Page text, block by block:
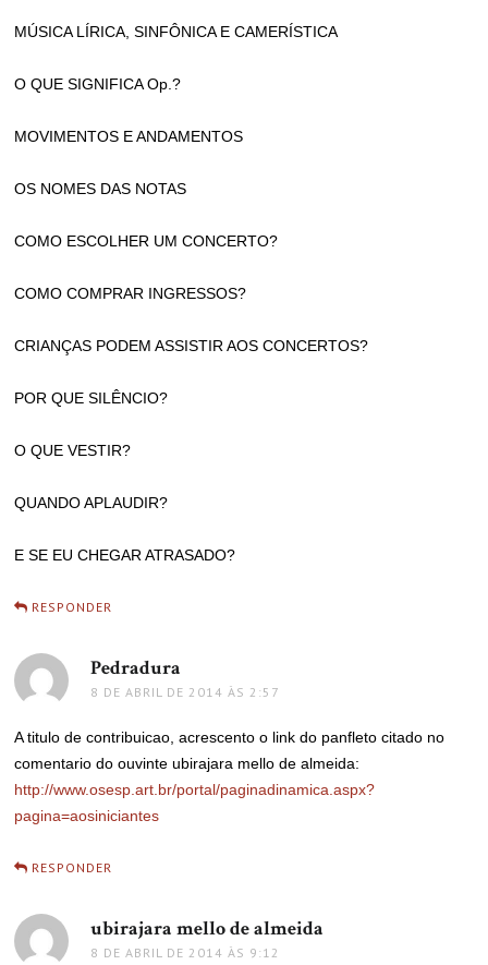
MÚSICA LÍRICA, SINFÔNICA E CAMERÍSTICA
O QUE SIGNIFICA Op.?
MOVIMENTOS E ANDAMENTOS
OS NOMES DAS NOTAS
COMO ESCOLHER UM CONCERTO?
COMO COMPRAR INGRESSOS?
CRIANÇAS PODEM ASSISTIR AOS CONCERTOS?
POR QUE SILÊNCIO?
O QUE VESTIR?
QUANDO APLAUDIR?
E SE EU CHEGAR ATRASADO?
RESPONDER
Pedradura
8 DE ABRIL DE 2014 ÀS 2:57
A titulo de contribuicao, acrescento o link do panfleto citado no
comentario do ouvinte ubirajara mello de almeida:
http://www.osesp.art.br/portal/paginadinamica.aspx?
pagina=aosiniciantes
RESPONDER
ubirajara mello de almeida
8 DE ABRIL DE 2014 ÀS 9:12